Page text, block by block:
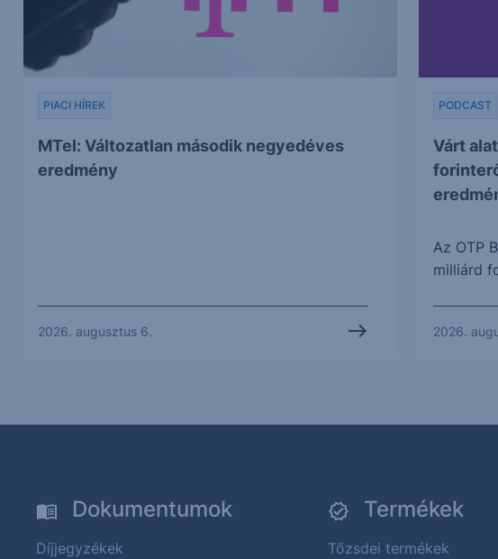
MTel: Változatlan második negyedéves
eredmény
PIACI HÍREK
2026. augusztus 6.
Várt
PODCAST
Az OTP
milliárd
2026.
Dokumentumok
Díjjegyzékek
Termékek
Tőzsdei termékek